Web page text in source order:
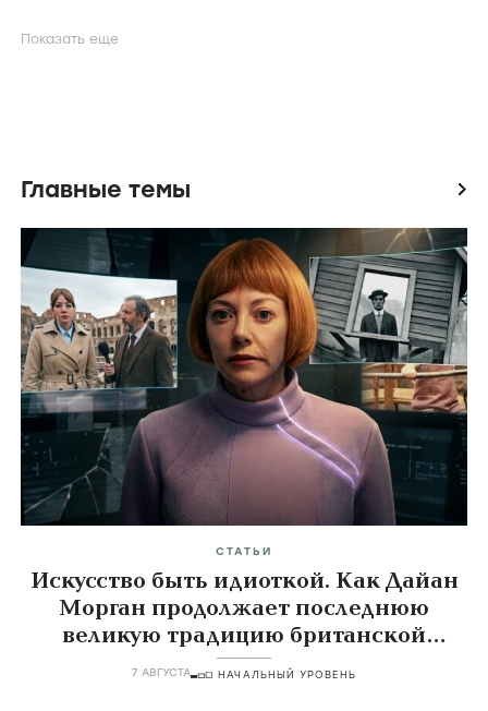
Показать еще
Главные темы icon
СТАТЬИ
Искусство быть идиоткой. Как Дайан
Морган продолжает последнюю
великую традицию британской
комедии
7 АВГУСТА НАЧАЛЬНЫЙ УРОВЕНЬ